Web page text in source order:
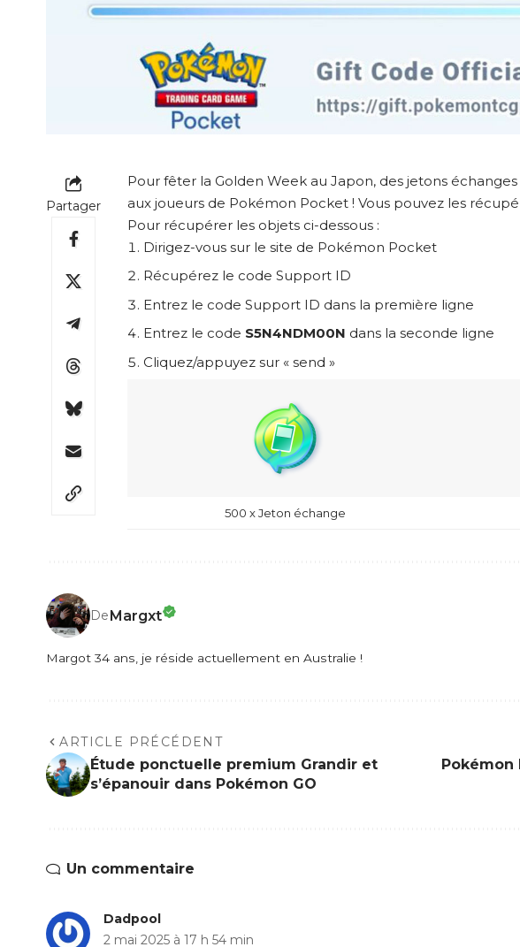
Partager
Pour fêter la Golden Week au Japon, des jetons
aux joueurs de Pokémon Pocket ! Vous pouvez les
Pour récupérer les objets ci-dessous :
Dirigez-vous sur le site de Pokémon Pocket
Récupérez le code Support ID
Entrez le code Support ID dans la première ligne
Entrez le code S5N4NDM00N dans la seconde ligne
Cliquez/appuyez sur « send »
500 x Jeton échange
DeMargxt
Margot 34 ans, je réside actuellement en Australie !
ARTICLE PRÉCÉDENT
Étude ponctuelle premium Grandir et
s’épanouir dans Pokémon GO
Un commentaire
Dadpool
2 mai 2025 à 17 h 54 min